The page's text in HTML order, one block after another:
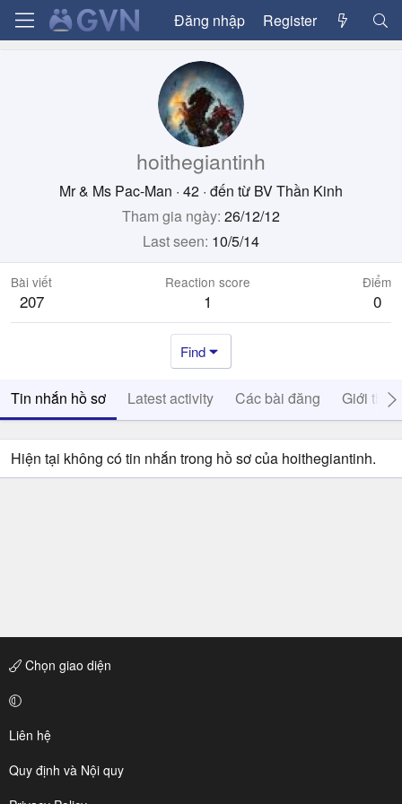
Đăng nhập Register
hoithegiantinh
Mr & Ms Pac-Man · 42 · đến từ BV Thần Kinh
Tham gia ngày 26/12/12
Last seen 10/5/14
Bài viết
207
Reaction score
1
Điểm
0
Find
Tin nhắn hồ sơ Latest activity Các bài đăng Giới thiệu
Hiện tại không có tin nhắn trong hồ sơ của hoithegiantinh.
Chọn giao diện
Liên hệ
Quy định và Nội quy